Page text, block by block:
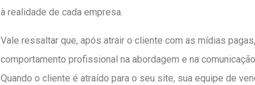
à realidade de cada empresa.
Vale ressaltar que, após atrair o cliente com as mídias
comportamento profissional na abordagem e na
Quando o cliente é atraído para o seu site, sua equipe de